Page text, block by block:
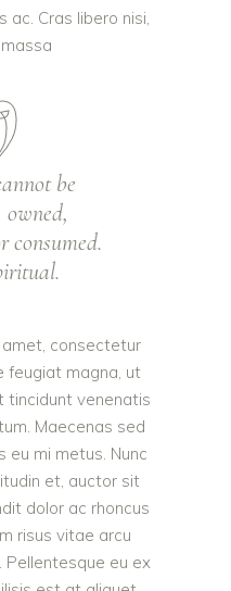
ac. Cras libero nisi,
be
owned,
consumed.
consectetur
feugiat magna, ut
tincidunt venenatis
Maecenas sed
eu mi metus. Nunc
et, auctor sit
dolor ac rhoncus
risus vitae arcu
Pellentesque eu ex